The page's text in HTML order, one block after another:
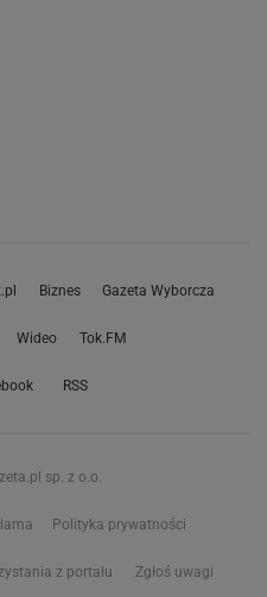
Biznes Gazeta Wyborcza
Wideo Tok.FM
RSS
sp. z o.o.
Polityka prywatności
z portalu Zgłoś uwagi